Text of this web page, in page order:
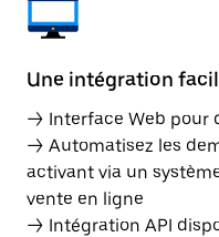
Une intégration
→ Interface Web pour
→ Automatisez les
activant via un
vente en ligne
→ Intégration API